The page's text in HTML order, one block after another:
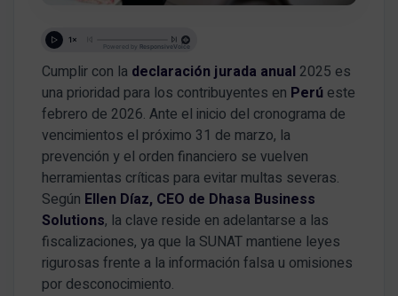
Cumplir con la declaración jurada anual 2025 es
una prioridad para los contribuyentes en Perú este
febrero de 2026.Ante el inicio del cronograma de
vencimientos el próximo 31 de marzo, la
prevención y el orden financiero se vuelven
herramientas críticas para evitar multas severas.
Según Ellen Díaz, CEO de Dhasa Business
Solutions, la clave reside en adelantarse a las
fiscalizaciones, ya que la SUNAT mantiene leyes
rigurosas frente a la información falsa u omisiones
por desconocimiento.